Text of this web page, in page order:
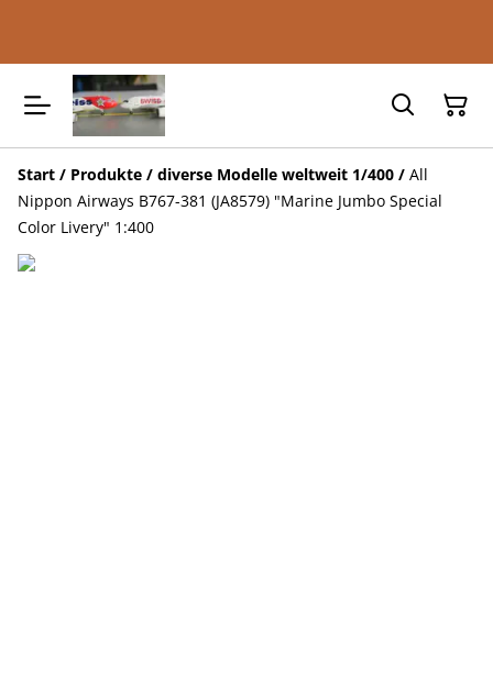
Start / Produkte / diverse Modelle weltweit 1/400 / All
Nippon Airways B767-381 (JA8579) "Marine Jumbo Special
Color Livery" 1:400